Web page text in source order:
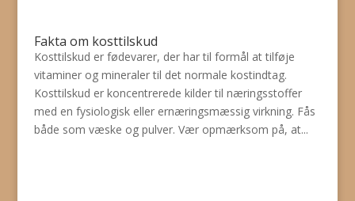
Fakta om kosttilskud
Kosttilskud er fødevarer, der har til formål at tilføje
vitaminer og mineraler til det normale kostindtag.
Kosttilskud er koncentrerede kilder til næringsstoffer
med en fysiologisk eller ernæringsmæssig virkning. Fås
både som væske og pulver. Vær opmærksom på, at...